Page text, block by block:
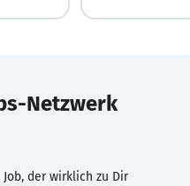
Netzwerk
der wirklich zu Dir